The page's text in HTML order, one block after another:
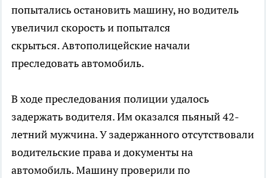
попытались остановить машину, но водитель
увеличил скорость и попытался
скрыться. Автополицейские начали
преследовать автомобиль.
В ходе преследования полиции удалось
задержать водителя. Им оказался пьяный 42-
летний мужчина. У задержанного отсутствовали
водительские права и документы на
автомобиль. Машину проверили по